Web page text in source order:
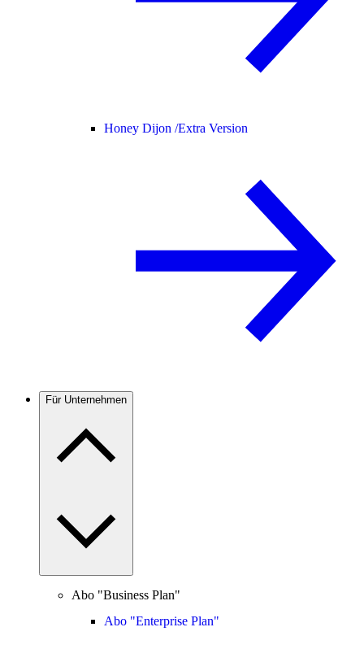
Honey Dijon /Extra Version
Für Unternehmen
Abo "Business Plan"
Abo "Enterprise Plan"